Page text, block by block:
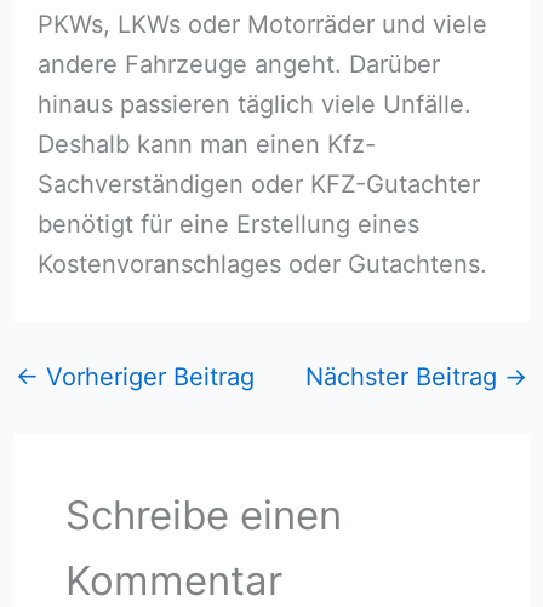
PKWs, LKWs oder Motorräder und viele
andere Fahrzeuge angeht. Darüber
hinaus passieren täglich viele Unfälle.
Deshalb kann man einen Kfz-
Sachverständigen oder KFZ-Gutachter
benötigt für eine Erstellung eines
Kostenvoranschlages oder Gutachtens.
← Vorheriger Beitrag Nächster Beitrag →
Schreibe einen
Kommentar